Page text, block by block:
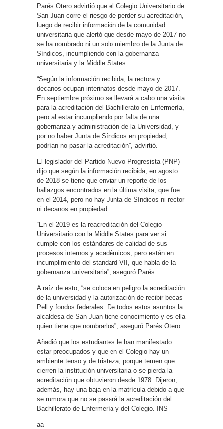
Parés Otero advirtió que el Colegio Universitario de
San Juan corre el riesgo de perder su acreditación,
luego de recibir información de la comunidad
universitaria que alertó que desde mayo de 2017 no
se ha nombrado ni un solo miembro de la Junta de
Síndicos, incumpliendo con la gobernanza
universitaria y la Middle States.
“Según la información recibida, la rectora y
decanos ocupan interinatos desde mayo de 2017.
En septiembre próximo se llevará a cabo una visita
para la acreditación del Bachillerato en Enfermería,
pero al estar incumpliendo por falta de una
gobernanza y administración de la Universidad, y
por no haber Junta de Síndicos en propiedad,
podrían no pasar la acreditación”, advirtió.
El legislador del Partido Nuevo Progresista (PNP)
dijo que según la información recibida, en agosto
de 2018 se tiene que enviar un reporte de los
hallazgos encontrados en la última visita, que fue
en el 2014, pero no hay Junta de Síndicos ni rector
ni decanos en propiedad.
“En el 2019 es la reacreditación del Colegio
Universitario con la Middle States para ver si
cumple con los estándares de calidad de sus
procesos internos y académicos, pero están en
incumplimiento del standard VII, que habla de la
gobernanza universitaria”, aseguró Parés.
A raíz de esto, “se coloca en peligro la acreditación
de la universidad y la autorización de recibir becas
Pell y fondos federales. De todos estos asuntos la
alcaldesa de San Juan tiene conocimiento y es ella
quien tiene que nombrarlos”, aseguró Parés Otero.
Añadió que los estudiantes le han manifestado
estar preocupados y que en el Colegio hay un
ambiente tenso y de tristeza, porque temen que
cierren la institución universitaria o se pierda la
acreditación que obtuvieron desde 1978. Dijeron,
además, hay una baja en la matrícula debido a que
se rumora que no se pasará la acreditación del
Bachillerato de Enfermería y del Colegio. INS
aa